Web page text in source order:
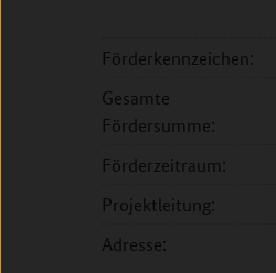
Förderkennzeichen:
Gesamte
Fördersumme:
Förderzeitraum:
Projektleitung:
Adresse: